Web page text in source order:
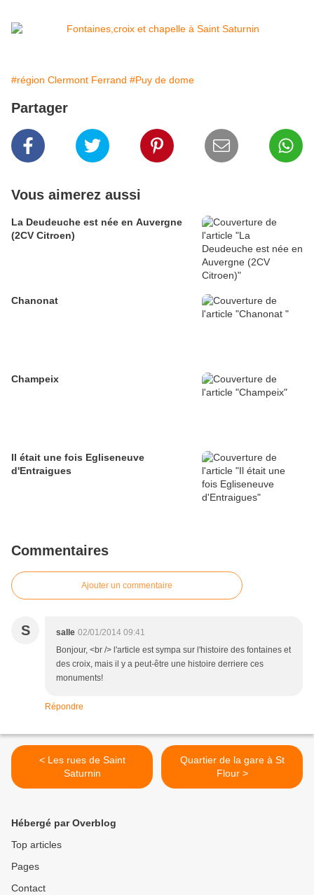
#région Clermont Ferrand #Puy de dome
Partager
Vous aimerez aussi
La Deudeuche est née en Auvergne
(2CV Citroen)
Chanonat
Champeix
Il était une fois Egliseneuve
d'Entraigues
Commentaires
Ajouter un commentaire
S salle 02/01/2014 09:41
Bonjour, <br /> l'article est sympa sur l'histoire des fontaines et
des croix, mais il y a peut-être une histoire derriere ces
monuments!
Répondre
< Les rues de Saint
Saturnin
Quartier de la gare à St
Flour >
Hébergé par Overblog
Top articles
Pages
Contact